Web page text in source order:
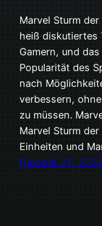
Marvel Sturm
heiß diskutiertes
Gamern, und
Popularität des
nach
verbessern,
zu müssen.
Marvel Sturm
Einheiten und
Oktober 25, 2023